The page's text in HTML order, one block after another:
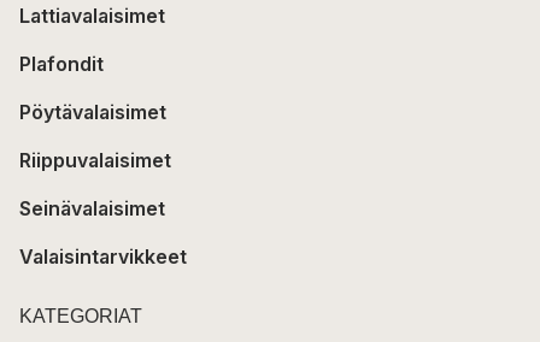
Lattiavalaisimet
Plafondit
Pöytävalaisimet
Riippuvalaisimet
Seinävalaisimet
Valaisintarvikkeet
KATEGORIAT